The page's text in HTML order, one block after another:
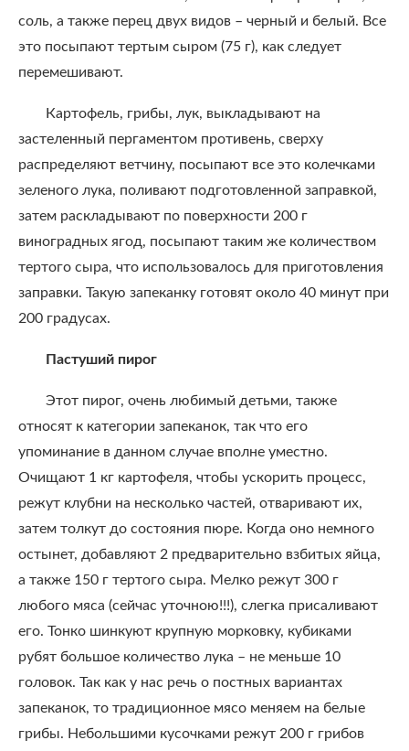
соль, а также перец двух видов – черный и белый. Все
это посыпают тертым сыром (75 г), как следует
перемешивают.
Картофель, грибы, лук, выкладывают на
застеленный пергаментом противень, сверху
распределяют ветчину, посыпают все это колечками
зеленого лука, поливают подготовленной заправкой,
затем раскладывают по поверхности 200 г
виноградных ягод, посыпают таким же количеством
тертого сыра, что использовалось для приготовления
заправки. Такую запеканку готовят около 40 минут при
200 градусах.
Пастуший пирог
Этот пирог, очень любимый детьми, также
относят к категории запеканок, так что его
упоминание в данном случае вполне уместно.
Очищают 1 кг картофеля, чтобы ускорить процесс,
режут клубни на несколько частей, отваривают их,
затем толкут до состояния пюре. Когда оно немного
остынет, добавляют 2 предварительно взбитых яйца,
а также 150 г тертого сыра. Мелко режут 300 г
любого мяса (сейчас уточною!!!), слегка присаливают
его. Тонко шинкуют крупную морковку, кубиками
рубят большое количество лука – не меньше 10
головок. Так как у нас речь о постных вариантах
запеканок, то традиционное мясо меняем на белые
грибы. Небольшими кусочками режут 200 г грибов